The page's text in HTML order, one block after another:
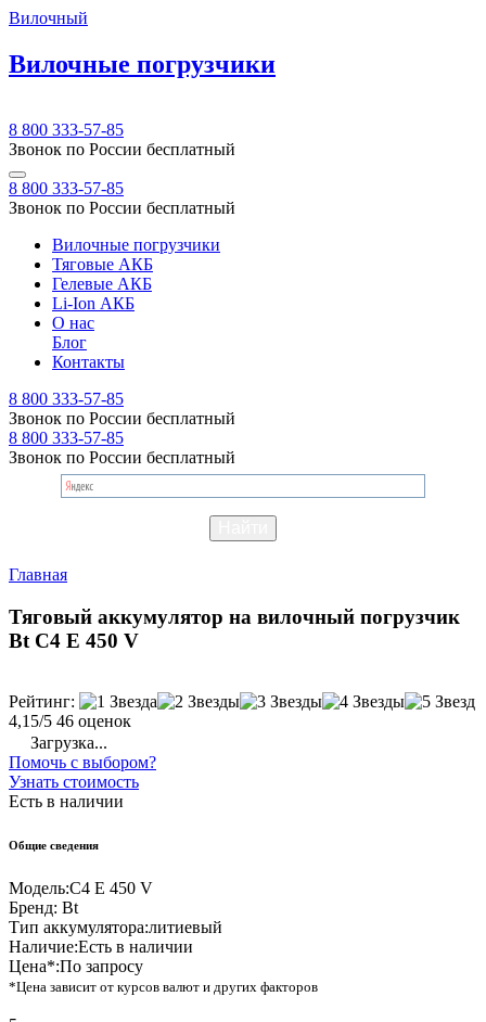
Вилочный
Вилочные погрузчики
8 800 333-57-85
Звонок по России бесплатный
8 800 333-57-85
Звонок по России бесплатный
Вилочные погрузчики
Тяговые АКБ
Гелевые АКБ
Li-Ion АКБ
О нас
Блог
Контакты
8 800 333-57-85
Звонок по России бесплатный
8 800 333-57-85
Звонок по России бесплатный
Главная
Тяговый аккумулятор на вилочный погрузчик
Bt C4 E 450 V
Рейтинг:
4,15/5 46 оценок
Загрузка...
Помочь с выбором?
Узнать стоимость
Есть в наличии
Общие сведения
Модель:C4 E 450 V
Бренд: Bt
Тип аккумулятора:литиевый
Наличие:Есть в наличии
Цена*:По запросу
*Цена зависит от курсов валют и других факторов